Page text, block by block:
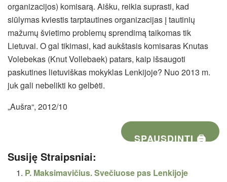
organizacijos) komisarą. Aišku, reikia suprasti, kad
siūlymas kviestis tarptautines organizacijas į tautinių
mažumų švietimo problemų sprendimą taikomas tik
Lietuvai. O gal tikimasi, kad aukštasis komisaras Knutas
Volebekas (Knut Vollebaek) patars, kaip išsaugoti
paskutines lietuviškas mokyklas Lenkijoje? Nuo 2013 m.
juk gali nebelikti ko gelbėti.
„Aušra“, 2012/10
SPAUSDINTI 🖨
Susiję Straipsniai:
P. Maksimavičius. Svečiuose pas Lenkijoje